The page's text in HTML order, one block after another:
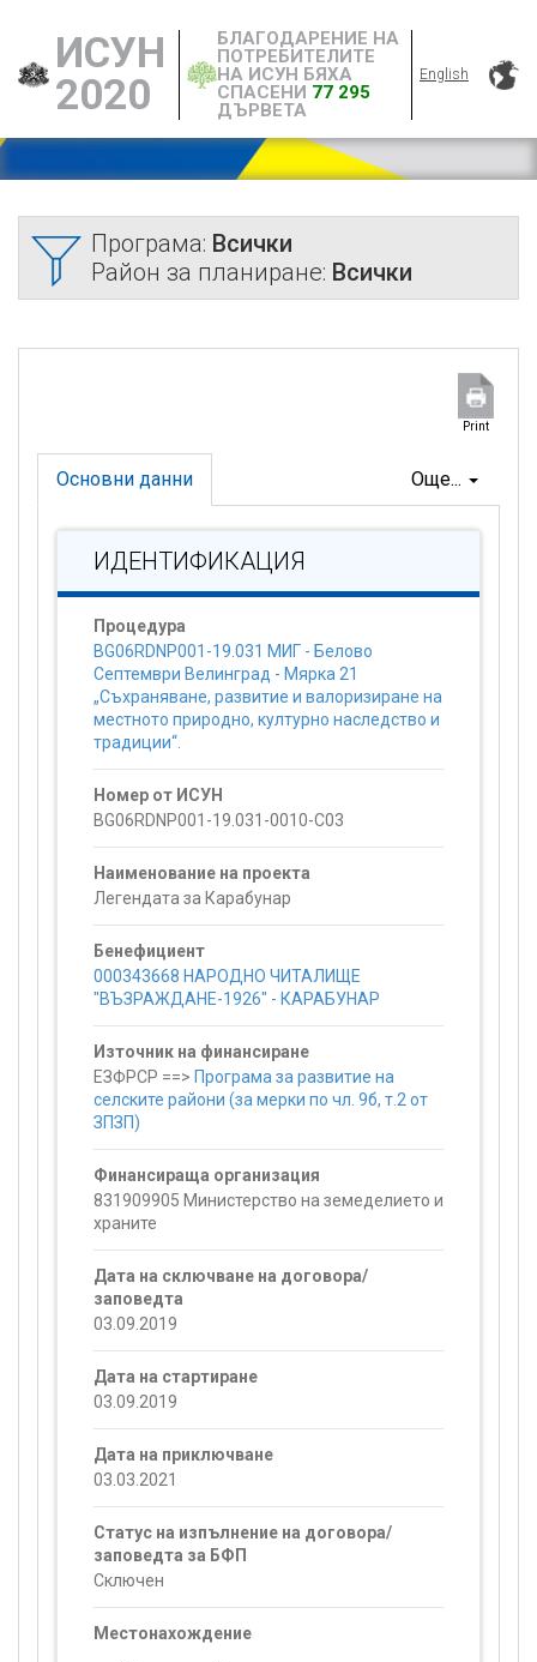
ИСУН
2020
БЛАГОДАРЕНИЕ НА
ПОТРЕБИТЕЛИТЕ
НА ИСУН БЯХА
СПАСЕНИ 77 295
ДЪРВЕТА
English
Програма: Всички
Район за планиране: Всички
Print
Още...
Основни данни
ИДЕНТИФИКАЦИЯ
Процедура
BG06RDNP001-19.031 МИГ - Белово
Септември Велинград - Мярка 21
„Съхраняване, развитие и валоризиране на
местното природно, културно наследство и
традиции“.
Номер от ИСУН
BG06RDNP001-19.031-0010-C03
Наименование на проекта
Легендата за Карабунар
Бенефициент
000343668 НАРОДНО ЧИТАЛИЩЕ
"ВЪЗРАЖДАНЕ-1926" - КАРАБУНАР
Източник на финансиране
ЕЗФРСР ==> Програма за развитие на
селските райони (за мерки по чл. 9б, т.2 от
ЗПЗП)
Финансираща организация
831909905 Министерство на земеделието и
храните
Дата на сключване на договора/
заповедта
03.09.2019
Дата на стартиране
03.09.2019
Дата на приключване
03.03.2021
Статус на изпълнение на договора/
заповедта за БФП
Сключен
Местонахождение